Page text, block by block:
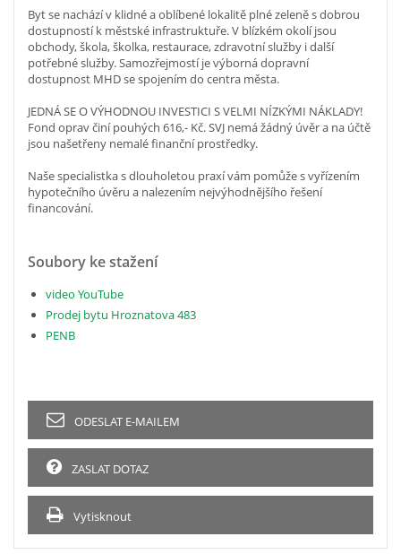
Byt se nachází v klidné a oblíbené lokalitě plné zeleně s dobrou
dostupností k městské infrastruktuře. V blízkém okolí jsou
obchody, škola, školka, restaurace, zdravotní služby i další
potřebné služby. Samozřejmostí je výborná dopravní
dostupnost MHD se spojením do centra města.
JEDNÁ SE O VÝHODNOU INVESTICI S VELMI NÍZKÝMI NÁKLADY!
Fond oprav činí pouhých 616,- Kč. SVJ nemá žádný úvěr a na účtě
jsou našetřeny nemalé finanční prostředky.
Naše specialistka s dlouholetou praxí vám pomůže s vyřízením
hypotečního úvěru a nalezením nejvýhodnějšího řešení
financování.
Soubory ke stažení
video YouTube
Prodej bytu Hroznatova 483
PENB
ODESLAT E-MAILEM
ZASLAT DOTAZ
Vytisknout